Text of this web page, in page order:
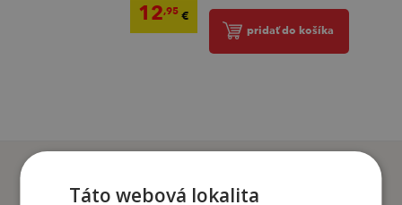
12,95€
pridať do košíka
tento titul si tiež kúpili
Táto webová lokalita